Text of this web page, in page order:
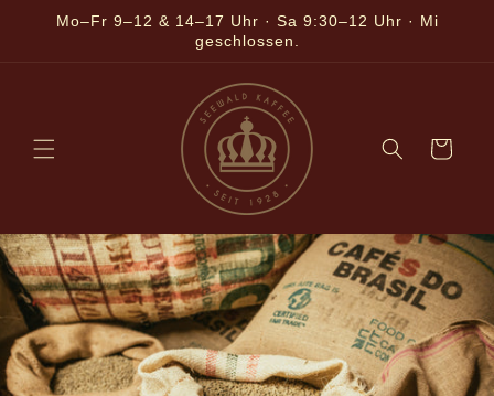
zumMo–Fr 9–12 & 14–17 Uhr · Sa 9:30–12 Uhr · Mi
geschlossen.
Warenkorb